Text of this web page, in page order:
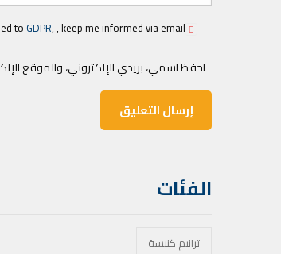
toGDPR, , keep me informed via email.
احفظ اسمي، بريدي الإلكتروني، والموقع
الفئات
ترانيم كنيسة